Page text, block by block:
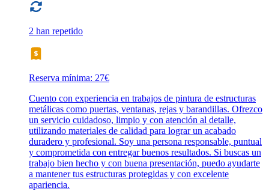
2 han repetido
Reserva mínima: 27€
Cuento con experiencia en trabajos de pintura de estructuras
metálicas como puertas, ventanas, rejas y barandillas. Ofrezco
un servicio cuidadoso, limpio y con atención al detalle,
utilizando materiales de calidad para lograr un acabado
duradero y profesional. Soy una persona responsable, puntual
y comprometida con entregar buenos resultados. Si buscas un
trabajo bien hecho y con buena presentación, puedo ayudarte
a mantener tus estructuras protegidas y con excelente
apariencia.